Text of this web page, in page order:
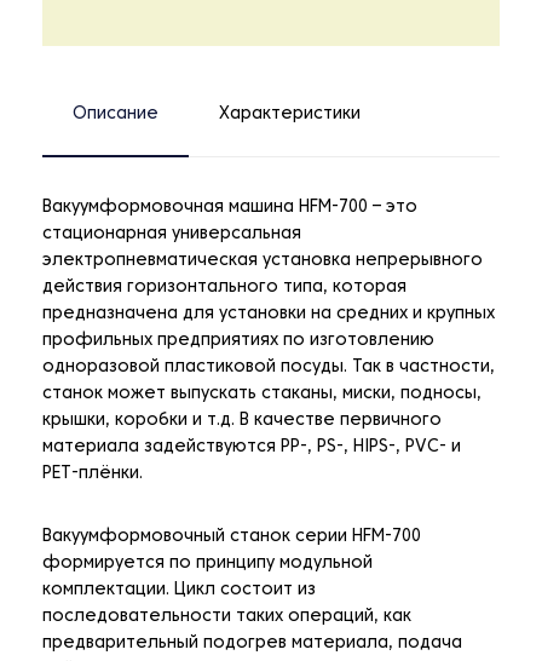
Описание Характеристики
Вакуумформовочная машина HFM-700 – это
стационарная универсальная
электропневматическая установка непрерывного
действия горизонтального типа, которая
предназначена для установки на средних и крупных
профильных предприятиях по изготовлению
одноразовой пластиковой посуды. Так в частности,
станок может выпускать стаканы, миски, подносы,
крышки, коробки и т.д. В качестве первичного
материала задействуются PP-, PS-, HIPS-, PVC- и
PET-плёнки.
Вакуумформовочный станок серии HFM-700
формируется по принципу модульной
комплектации. Цикл состоит из
последовательности таких операций, как
предварительный подогрев материала, подача